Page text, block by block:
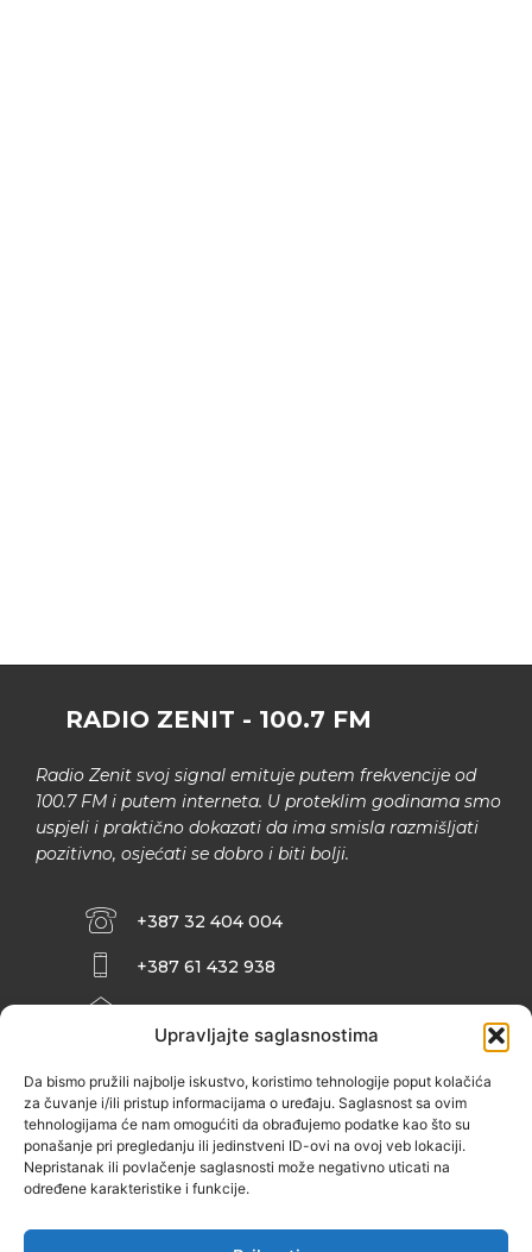
Upravljajte saglasnostima
Da bismo pružili najbolje iskustvo, koristimo tehnologije poput kolačića
za čuvanje i/ili pristup informacijama o uređaju. Saglasnost sa ovim
tehnologijama će nam omogućiti da obrađujemo podatke kao što su
ponašanje pri pregledanju ili jedinstveni ID-ovi na ovoj veb lokaciji.
Nepristanak ili povlačenje saglasnosti može negativno uticati na
određene karakteristike i funkcije.
RADIO ZENIT - 100.7 FM
Radio Zenit svoj signal emituje putem frekvencije od
100.7 FM i putem interneta. U proteklim godinama smo
uspjeli i praktično dokazati da ima smisla razmišljati
pozitivno, osjećati se dobro i biti bolji.
+387 32 404 004
+387 61 432 938
INFO@ZENIT.BA
ZENIČANKA, 3. SPRAT), 72000 ZENICA